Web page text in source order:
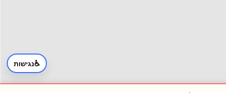
♿נגישות